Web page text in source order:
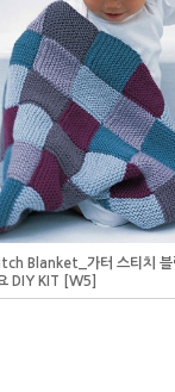
Blanket_가터 스티치 블
DIY KIT [W5]